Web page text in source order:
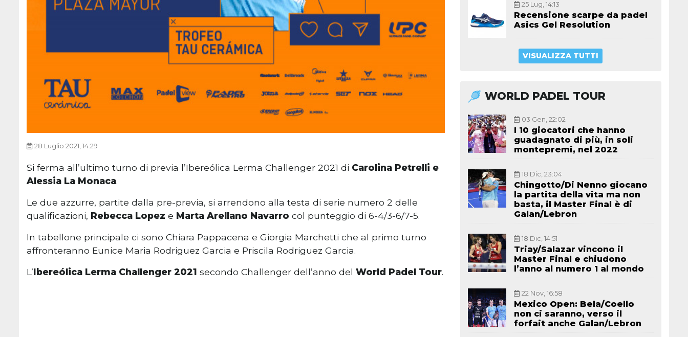
28 Luglio 2021, 14:29
Si ferma all’ultimo turno di previa l’Ibereólica Lerma Challenger 2021 di Carolina Petrelli e
Alessia La Monaca.
Le due azzurre, partite dalla pre-previa, si arrendono alla testa di serie numero 2 delle
qualificazioni, Rebecca Lopez e Marta Arellano Navarro col punteggio di 6-4/3-6/7-5.
In tabellone principale ci sono Chiara Pappacena e Giorgia Marchetti che al primo turno
affronteranno Eunice Maria Rodriguez Garcia e Priscila Rodriguez Garcia.
L’Ibereólica Lerma Challenger 2021 secondo Challenger dell’anno del World Padel Tour.
25 Lug, 14:13
Recensione scarpe da padel
Asics Gel Resolution
VISUALIZZA TUTTI
WORLD PADEL TOUR
03 Gen, 22:02
I 10 giocatori che hanno
guadagnato di più, in soli
montepremi, nel 2022
18 Dic, 23:04
Chingotto/Di Nenno giocano
la partita della vita ma non
basta, il Master Final è di
Galan/Lebron
18 Dic, 14:51
Triay/Salazar vincono il
Master Final e chiudono
l’anno al numero 1 al mondo
22 Nov, 16:58
Mexico Open: Bela/Coello
non ci saranno, verso il
forfait anche Galan/Lebron